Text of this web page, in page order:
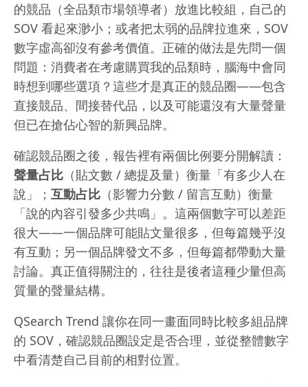
的競品（全品類市場領導者）放進比較組，自己的
SOV 看起來渺小；或者把太弱的品牌拉進來，SOV
數字虛高卻沒有參考價值。正確的做法是先問一個
問題：消費者在考慮購買我的品類時，腦海中會同
時想到哪些選項？這些才是真正的競品圈——包含
直接競品、間接替代品，以及可能還沒有大量聲量
但已在搶佔心智的新興品牌。
確認競品圈之後，報告裡有兩個比例要分開解讀：
聲量占比 （貼文數 / 總提及量）衡量「有多少人在
說」； 互動占比 （影響力分數 / 留言互動）衡量
「說的內容引發多少共鳴」。這兩個數字可以差距
很大——一個品牌可能貼文量很多，但每篇幾乎沒
有互動；另一個品牌發文不多，但每篇都帶動大量
討論。真正值得關注的，往往是後者這種少量但高
質量的聲量結構。
QSearch Trend 讓你在同一畫面同時比較多組品牌
的 SOV，確認競品圈設定是否合理，並從整體數字
中看清楚自己目前的相對位置。